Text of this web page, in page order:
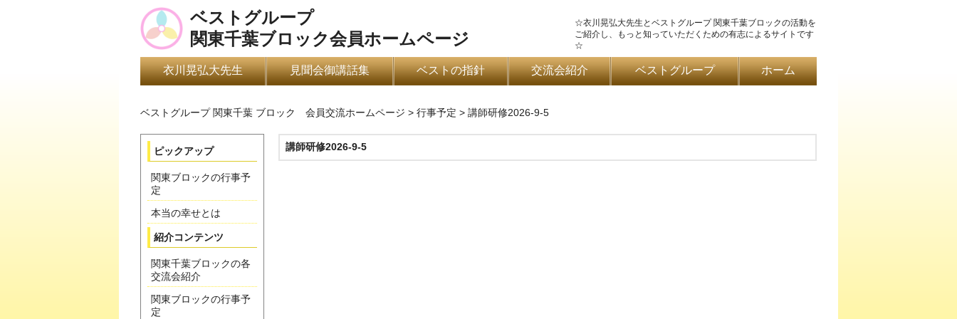
ベストグループ
関東千葉ブロック会員ホームページ
☆衣川晃弘大先生とベストグループ 関東千葉ブロックの活動を
ご紹介し、もっと知っていただくための有志によるサイトです
☆
衣川晃弘大先生 見聞会御講話集 ベストの指針 交流会紹介 ベストグループ ホーム
ベストグループ 関東千葉 ブロック 会員交流ホームページ > 行事予定 > 講師研修2026-9-5
ピックアップ
関東ブロックの行事予
定
本当の幸せとは
紹介コンテンツ
関東千葉ブロックの各
交流会紹介
関東ブロックの行事予
定
講師研修2026-9-5